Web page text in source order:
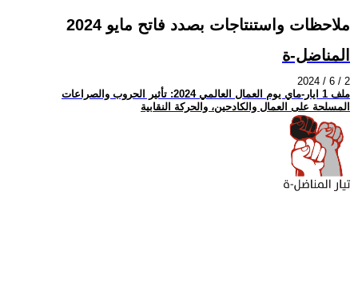
ملاحظات واستنتاجات بصدد فاتح مايو 2024
المناضل-ة
2024 / 6 / 2
ملف 1 ايار-ماي يوم العمال العالمي 2024: تأثير الحروب والصراعات
المسلحة على العمال والكادحين، والحركة النقابية